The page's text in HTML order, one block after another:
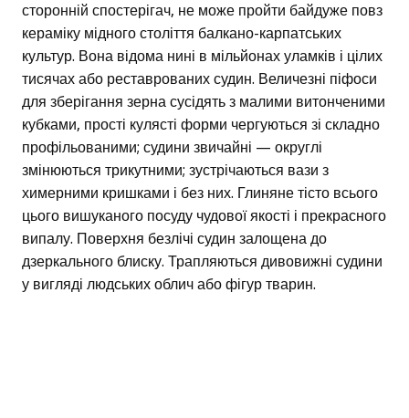
сторонній спостерігач, не може пройти байдуже повз
кераміку мідного століття балкано-карпатських
культур. Вона відома нині в мільйонах уламків і цілих
тисячах або реставрованих судин. Величезні піфоси
для зберігання зерна сусідять з малими витонченими
кубками, прості кулясті форми чергуються зі складно
профільованими; судини звичайні — округлі
змінюються трикутними; зустрічаються вази з
химерними кришками і без них. Глиняне тісто всього
цього вишуканого посуду чудової якості і прекрасного
випалу. Поверхня безлічі судин залощена до
дзеркального блиску. Трапляються дивовижні судини
у вигляді людських облич або фігур тварин.